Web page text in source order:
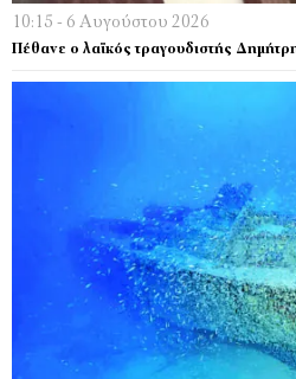
10:15 - 6 Αυγούστου 2026
Πέθανε ο λαϊκός τραγουδιστής